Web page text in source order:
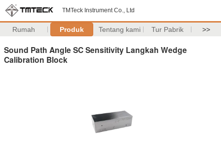
TMTeck Instrument Co., Ltd
Rumah Produk Tentang kami Tur Pabrik >>
Sound Path Angle SC Sensitivity Langkah Wedge
Calibration Block